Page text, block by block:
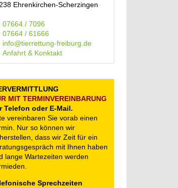
Ehrenkirchen-Scherzingen
07664 / 7096
07664 / 61666
info@tierrettung-freiburg.de
Anfahrt & Konktakt
MIT TERMIN­VEREINBARUNG
Telefon oder E-Mail.
vereinbaren Sie vorab einen
Nur so können wir
dass wir Zeit für ein
mit Ihnen haben
lange Wartezeiten werden
Sprechzeiten